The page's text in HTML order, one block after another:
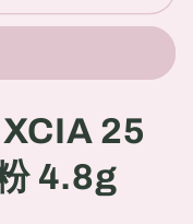
25
4.8g